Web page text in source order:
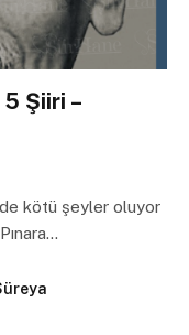
Şiiri –
kötü şeyler oluyor